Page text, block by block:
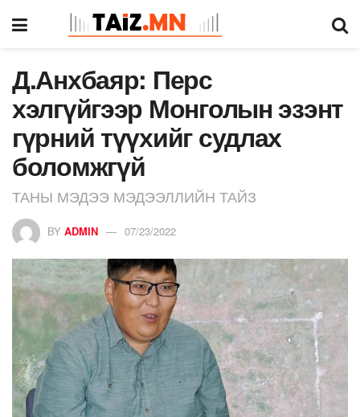
Д.Анхбаяр: Перс
хэлгүйгээр Монголын эзэнт
гүрний түүхийг судлах
боломжгүй
ТАНЫ МЭДЭЭ МЭДЭЭЛЛИЙН ТАЙЗ
BY ADMIN 07/23/2022